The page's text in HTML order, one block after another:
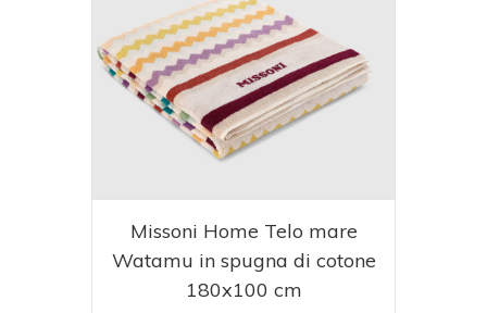
Acquista
Missoni Home Telo mare
Watamu in spugna di cotone
180x100 cm